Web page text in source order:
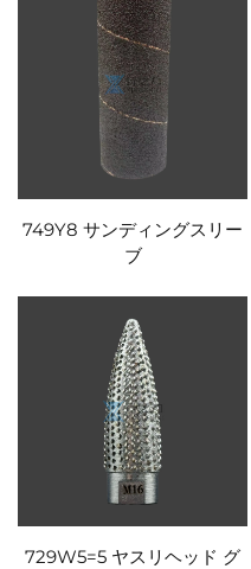
749Y8 サンディングスリー
ブ
729W5=5 ヤスリヘッド グ